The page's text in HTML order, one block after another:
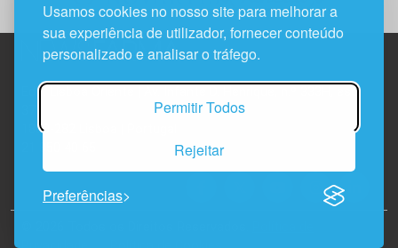
Usamos cookies no nosso site para melhorar a
sua experiência de utilizador, fornecer conteúdo
personalizado e analisar o tráfego.
Permitir Todos
Rejeitar
Preferências
Edif. Lisboa Oriente | Av. Infante D. Henrique, n.º 333H, esc.
1800-282 Lisboa | Portugal